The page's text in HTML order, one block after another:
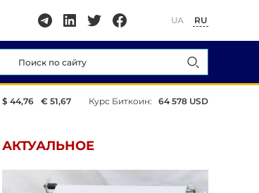
UA RU
$ 44,76 € 51,67 Курс Биткоин: 64 578 USD
АКТУАЛЬНОЕ